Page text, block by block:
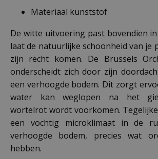
Materiaal kunststof
De witte uitvoering past bovendien
laat de natuurlijke schoonheid van je
zijn recht komen. De Brussels
onderscheidt zich door zijn
een verhoogde bodem. Dit zorgt
water kan weglopen na het
wortelrot wordt voorkomen.
een vochtig microklimaat in de
verhoogde bodem, precies wat
hebben.